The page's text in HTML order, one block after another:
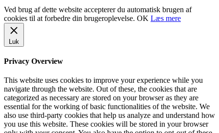
Ved brug af dette website accepterer du automatisk brugen af
cookies til at forbedre din brugeroplevelse. OK Læs mere
Luk
Privacy Overview
This website uses cookies to improve your experience while you
navigate through the website. Out of these, the cookies that are
categorized as necessary are stored on your browser as they are
essential for the working of basic functionalities of the website. We
also use third-party cookies that help us analyze and understand how
you use this website. These cookies will be stored in your browser